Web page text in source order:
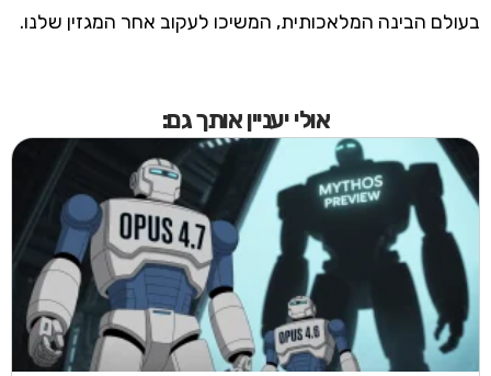
בעולם הבינה המלאכותית, המשיכו לעקוב אחר המגזין שלנו.
אולי יעניין אותך גם: